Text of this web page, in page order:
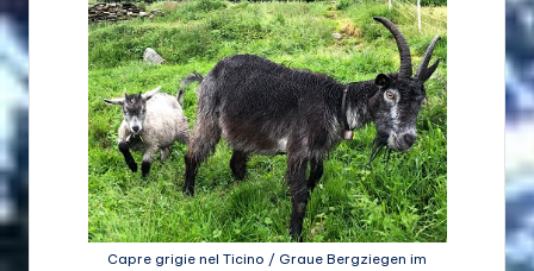
ts
Capre grigie nel Ticino / Graue Bergziegen im